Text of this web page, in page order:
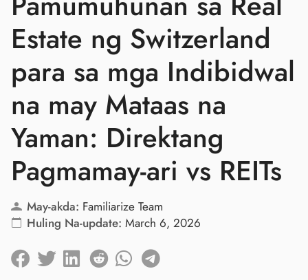
Estate ng Switzerland
para sa mga Indibidwal
na may Mataas na
Yaman: Direktang
Pagmamay-ari vs REITs
May-akda: Familiarize Team
Huling Na-update: March 6, 2026